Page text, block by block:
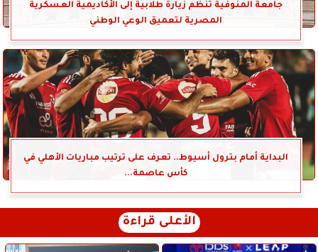
جامعة المنوفية تنظم زيارة طلابية إلى الأكاديمية العسكرية
المصرية لتعميق الوعي الوطني
البداية أمام بترول أسيوط.. تعرف على ترتيب مباريات الأهلي في
كأس عاصمة...
الأعلى قراءة